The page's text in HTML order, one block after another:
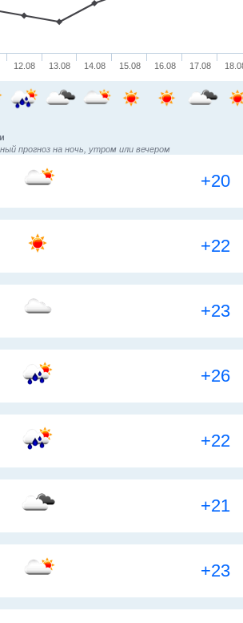
12.08 13.08 14.08 15.08 16.08 17.08
прогноз на ночь, утром или вечером
+20
+22
+23
+26
+22
+21
+23